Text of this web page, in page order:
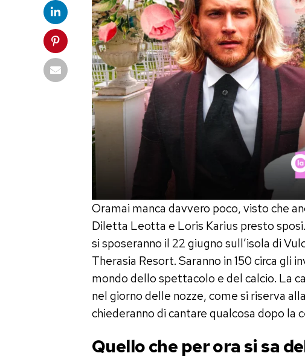
Oramai manca davvero poco, visto che
Diletta Leotta e Loris Karius presto
si sposeranno il 22 giugno sull’isola di
Therasia Resort. Saranno in 150 circa
mondo dello spettacolo e del calcio. La
nel giorno delle nozze, come si riserva
chiederanno di cantare qualcosa dopo la
Quello che per ora si sa